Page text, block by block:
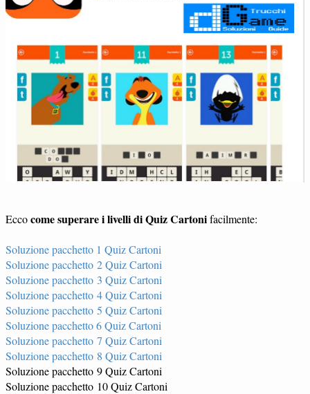
Eccocome superare i livelli di Quiz Cartonifacilmente:
Soluzione pacchetto 1 Quiz Cartoni
Soluzione pacchetto 2 Quiz Cartoni
Soluzione pacchetto 3 Quiz Cartoni
Soluzione pacchetto 4 Quiz Cartoni
Soluzione pacchetto 5 Quiz Cartoni
Soluzione pacchetto 6 Quiz Cartoni
Soluzione pacchetto 7 Quiz Cartoni
Soluzione pacchetto 8 Quiz Cartoni
Soluzione pacchetto 9 Quiz Cartoni
Soluzione pacchetto 10 Quiz Cartoni